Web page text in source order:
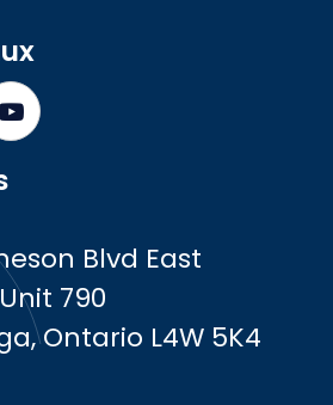
Blvd East
790
Ontario L4W 5K4